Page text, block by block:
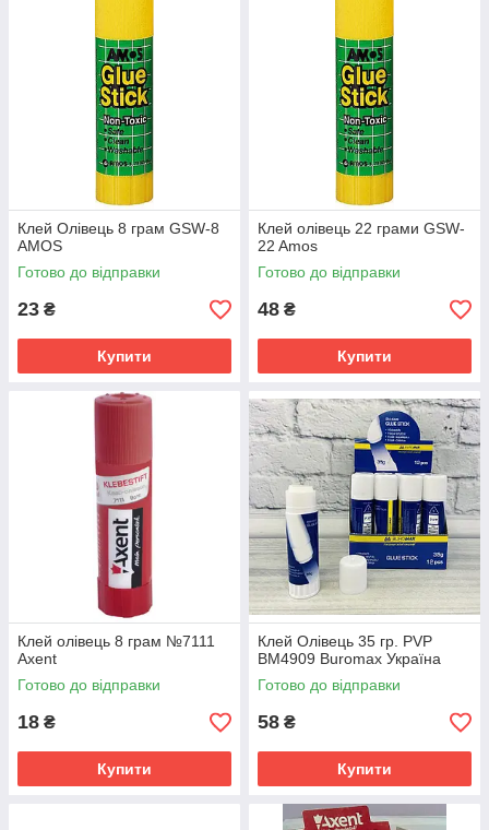
Клей Олівець 8 грам GSW-8
AMOS
Готово до відправки
23 ₴
Купити
Клей олівець 22 грами GSW-
22 Amos
Готово до відправки
48 ₴
Купити
Клей олівець 8 грам №7111
Axent
Готово до відправки
18 ₴
Купити
Клей Олівець 35 гр. PVP
ВМ4909 Buromax Україна
Готово до відправки
58 ₴
Купити